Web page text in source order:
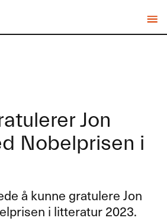
Jon
Nobelprisen i
å kunne gratulere Jon
i litteratur 2023.